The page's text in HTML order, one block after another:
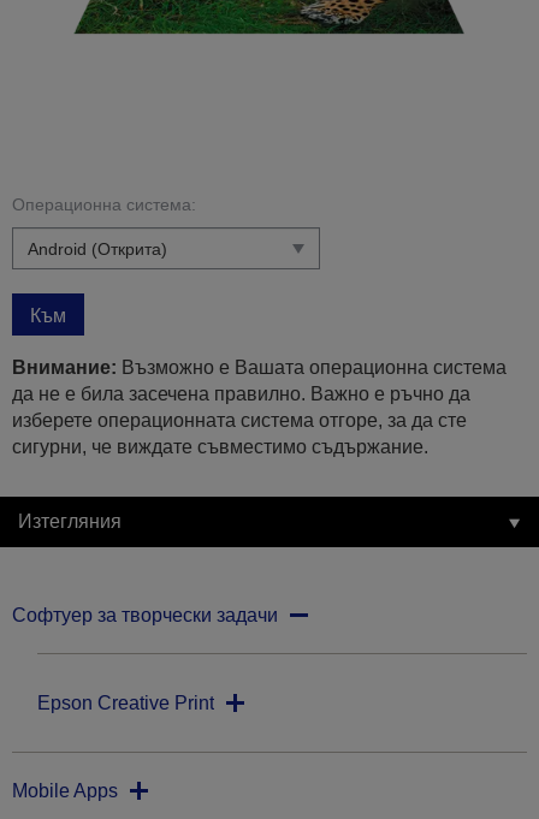
Операционна система:
Към
Внимание: Възможно е Вашата операционна система
да не е била засечена правилно. Важно е ръчно да
изберете операционната система отгоре, за да сте
сигурни, че виждате съвместимо съдържание.
Изтегляния
Софтуер за творчески задачи
Epson Creative Print
Mobile Apps